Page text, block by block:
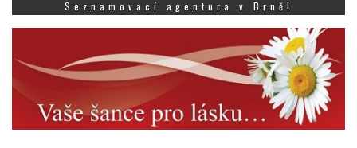
Seznamovací agentura v Brně!